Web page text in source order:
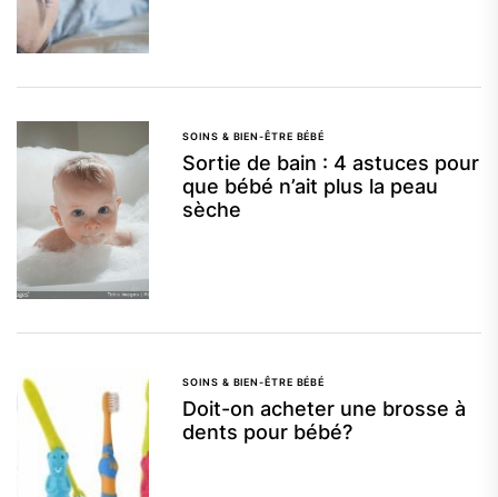
SOINS & BIEN-ÊTRE BÉBÉ
Sortie de bain : 4 astuces pour
que bébé n’ait plus la peau
sèche
SOINS & BIEN-ÊTRE BÉBÉ
Doit-on acheter une brosse à
dents pour bébé?